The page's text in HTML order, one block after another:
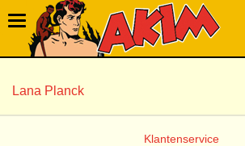
Lana Planck
Klantenservice